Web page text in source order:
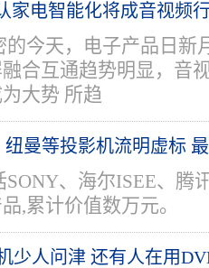
家电智能化将成音视频
的今天，电子产品日新
合互通趋势明显，音
大势 所趋
纽曼等投影机流明虚标
、海尔ISEE、腾
,累计价值数万元。
少人问津 还有人在用